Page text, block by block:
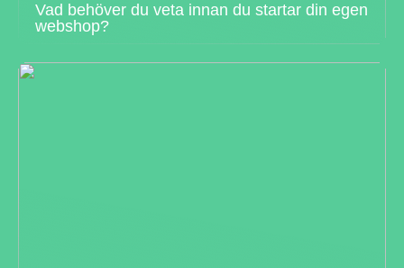
Vad behöver du veta innan du startar din egen
webshop?